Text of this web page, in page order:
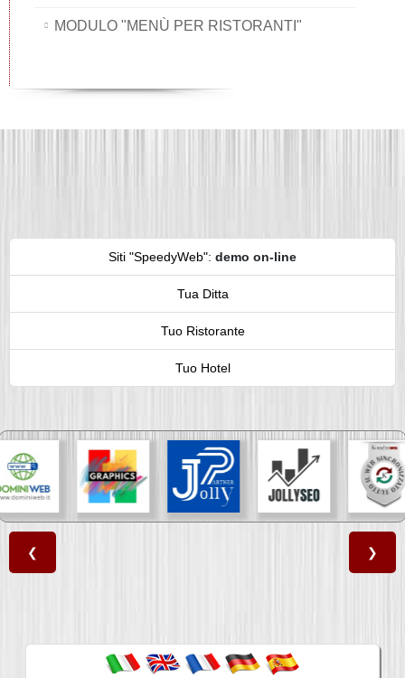
MODULO "MENÙ PER RISTORANTI"
Siti "SpeedyWeb": demo on-line
Tua Ditta
Tuo Ristorante
Tuo Hotel
❮ ❯